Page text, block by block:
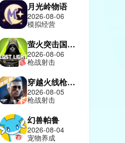
月光岭物语
2026-08-06
模拟经营
萤火突击国际服
2026-08-06
枪战射击
穿越火线枪战王者体验服
2026-08-05
枪战射击
幻兽帕鲁
2026-08-04
宠物养成